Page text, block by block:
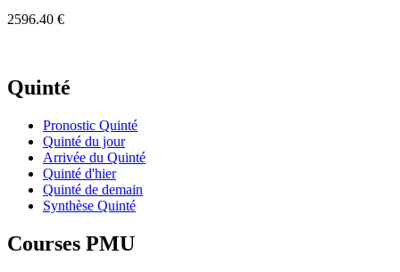
2596.40 €
Quinté
Pronostic Quinté
Quinté du jour
Arrivée du Quinté
Quinté d'hier
Quinté de demain
Synthèse Quinté
Courses PMU